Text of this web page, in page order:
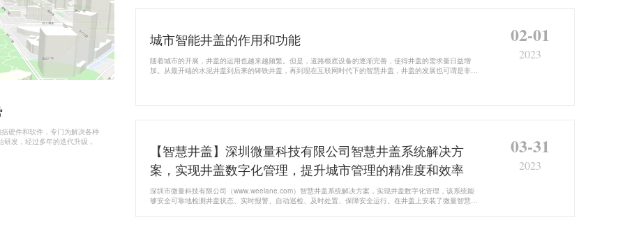
硬件和软件，专门为解决各种
发，经过多年的迭代升级，
城市智能井盖的作用和功能
随着城市的开展，井盖的运用也越来越频繁。但是，道路根底设备的逐渐完善，使得井盖的需求量日益增
加。从最开端的水泥井盖到后来的铸铁井盖，再到现在互联网时代下的智慧井盖，井盖的发展也可谓是非常
02-01
2023
【智慧井盖】深圳微量科技有限公司智慧井盖系统解决方
案，实现井盖数字化管理，提升城市管理的精准度和效率
深圳市微量科技有限公司（www.weelane.com）智慧井盖系统解决方案，实现井盖数字化管理，该系统能
够安全可靠地检测井盖状态、实时报警、自动巡检、及时处置、保障安全运行。在井盖上安装了微量智慧井
03-31
2023